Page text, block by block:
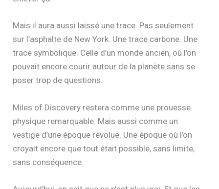
Mais il aura aussi laissé une trace. Pas seulement
sur l’asphalte de New York. Une trace carbone. Une
trace symbolique. Celle d’un monde ancien, où l’on
pouvait encore courir autour de la planète sans se
poser trop de questions.
Miles of Discovery restera comme une prouesse
physique remarquable. Mais aussi comme un
vestige d’une époque révolue. Une époque où l’on
croyait encore que tout était possible, sans limite,
sans conséquence.